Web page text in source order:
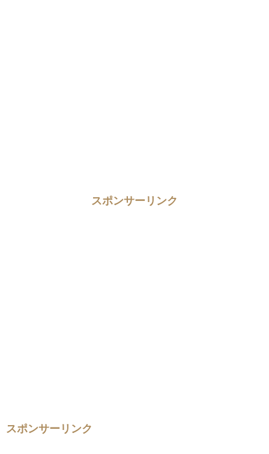
スポンサーリンク
スポンサーリンク